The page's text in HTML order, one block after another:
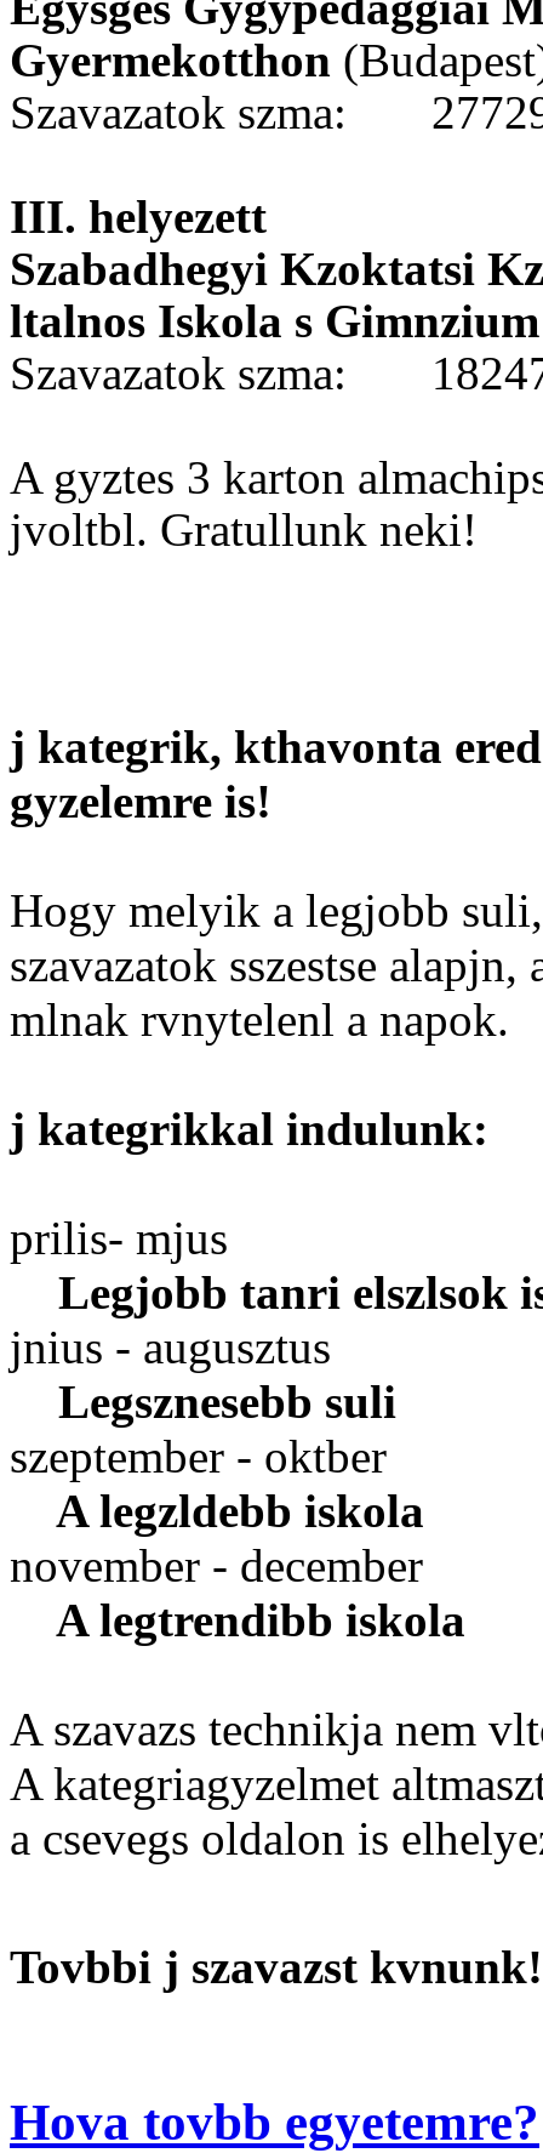
Gyermekotthon
Szavazatok szma:
III. helyezett
Szabadhegyi Kzoktatsi
ltalnos Iskola s Gimnzium
Szavazatok szma:
A gyztes 3 karton
jvoltbl. Gratullunk neki!
j kategrik, kthavonta
gyzelemre is!
Hogy melyik a legjobb
szavazatok sszestse
mlnak rvnytelenl a napok.
j kategrikkal indulunk:
prilis- mjus
Legjobb tanri elszlsok
jnius - augusztus
Legsznesebb suli
szeptember - oktber
A legzldebb iskola
november - december
A legtrendibb iskola
A szavazs technikja nem
A kategriagyzelmet
a csevegs oldalon is
Tovbbi j szavazst kvnunk!
Hova tovbb egyetemre?